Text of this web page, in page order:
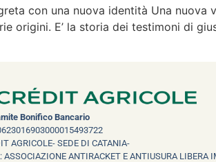
con una nuova identità Una nuova
origini. E’ la storia dei testimoni di
Bonifico Bancario
AGRICOLE- SEDE DI CATANIA-
ASSOCIAZIONE ANTIRACKET E ANTIUSURA LIBERA